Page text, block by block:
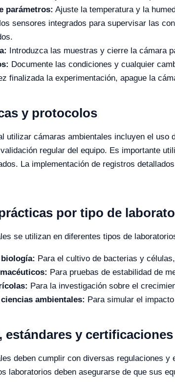
parámetros: Ajuste la temperatura y la
sensores integrados para supervisar las
Introduzca las muestras y cierre la cámara
Documente las condiciones y cualquier
finalizada la experimentación, apague la
y protocolos
utilizar cámaras ambientales incluyen el
regular del equipo. Es importante
La implementación de registros
por tipo de
se utilizan en diferentes tipos de
Para el cultivo de bacterias y
Para pruebas de estabilidad de
Para la investigación sobre el
ambientales: Para simular el
estándares y certificaciones
deben cumplir con diversas regulaciones
laboratorios deben asegurarse de que sus